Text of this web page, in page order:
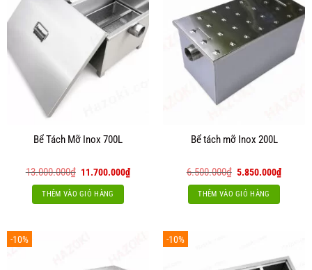
Bể Tách Mỡ Inox 700L
13.000.000₫ Giá
gốc
là:
13.000.000₫.
11.700.000₫Giá
hiện
THÊM VÀO GIỎ HÀNG
Bể tách mỡ Inox 200L
6.500.000₫ Giá
gốc
là:
6.500.000₫.
5.850.000₫Giá
hiện
THÊM VÀO GIỎ HÀNG
-10% -10%